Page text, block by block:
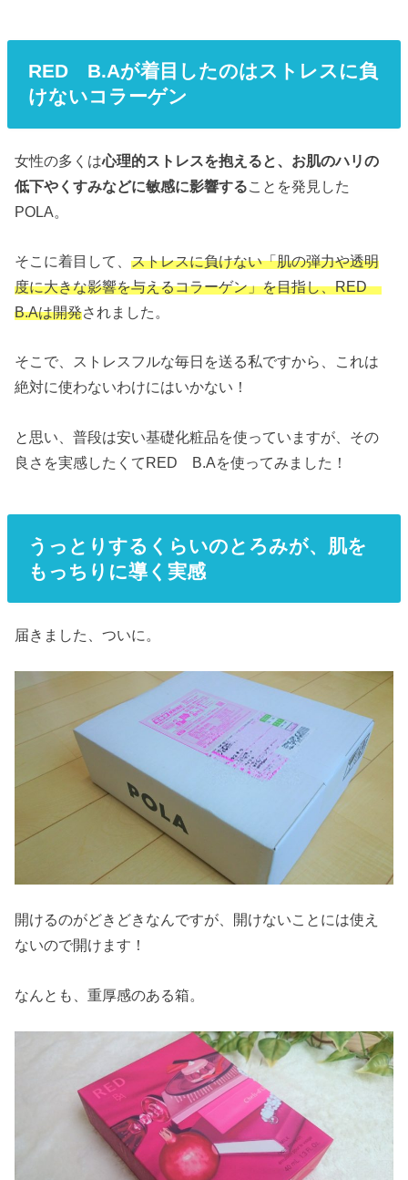
RED B.Aが着目したのはストレスに負
けないコラーゲン
女性の多くは心理的ストレスを抱えると、お肌のハリの
低下やくすみなどに敏感に影響することを発見した
POLA。
そこに着目して、ストレスに負けない「肌の弾力や透明
度に大きな影響を与えるコラーゲン」を目指し、RED
B.Aは開発されました。
そこで、ストレスフルな毎日を送る私ですから、これは
絶対に使わないわけにはいかない！
と思い、普段は安い基礎化粧品を使っていますが、その
良さを実感したくてRED B.Aを使ってみました！
うっとりするくらいのとろみが、肌を
もっちりに導く実感
届きました、ついに。
開けるのがどきどきなんですが、開けないことには使え
ないので開けます！
なんとも、重厚感のある箱。